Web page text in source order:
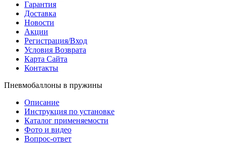
Гарантия
Доставка
Новости
Акции
Регистрация/Вход
Условия Возврата
Карта Сайта
Контакты
Пневмобаллоны в пружины
Описание
Инструкция по установке
Каталог применяемости
Фото и видео
Вопрос-ответ